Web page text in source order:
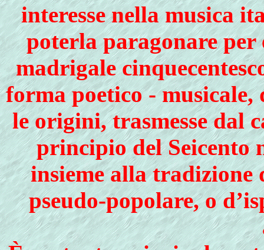
interesse nella musica
poterla paragonare
madrigale
forma poetico - musicale,
le origini, trasmesse dal
principio del Seicento
insieme alla tradizione
pseudo-popolare, o